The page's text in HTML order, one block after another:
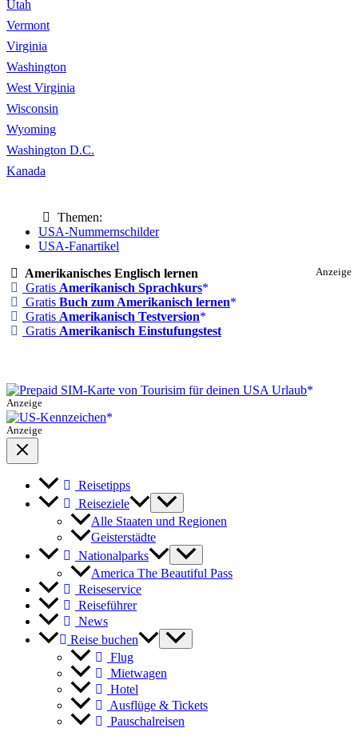
Utah
Vermont
Virginia
Washington
West Virginia
Wisconsin
Wyoming
Washington D.C.
Kanada
Themen:
USA-Nummernschilder
USA-Fanartikel
Anzeige
Amerikanisches Englisch lernen
Gratis Amerikanisch Sprachkurs
Gratis Buch zum Amerikanisch lernen
Gratis Amerikanisch Testversion
Gratis Amerikanisch Einstufungstest
Anzeige
Anzeige
Reisetipps
Reiseziele
Alle Staaten und Regionen
Geisterstädte
Nationalparks
America The Beautiful Pass
Reiseservice
Reiseführer
News
Reise buchen
Flug
Mietwagen
Hotel
Ausflüge & Tickets
Pauschalreisen